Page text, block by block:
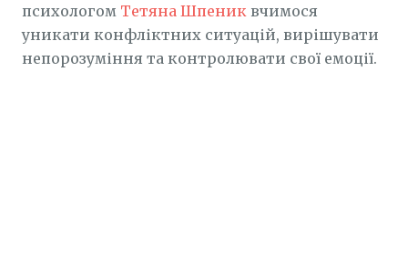
психологом Тетяна Шпеник вчимося
уникати конфліктних ситуацій, вирішувати
непорозуміння та контролювати свої емоції.